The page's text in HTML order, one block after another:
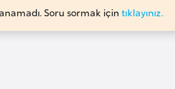
Soru sormak için tıklayınız.